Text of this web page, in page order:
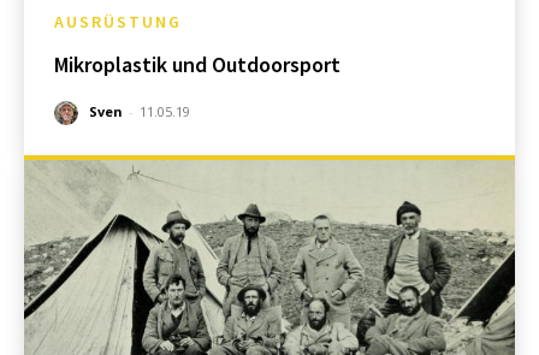
AUSRÜSTUNG
Mikroplastik und Outdoorsport
Sven - 11.05.19